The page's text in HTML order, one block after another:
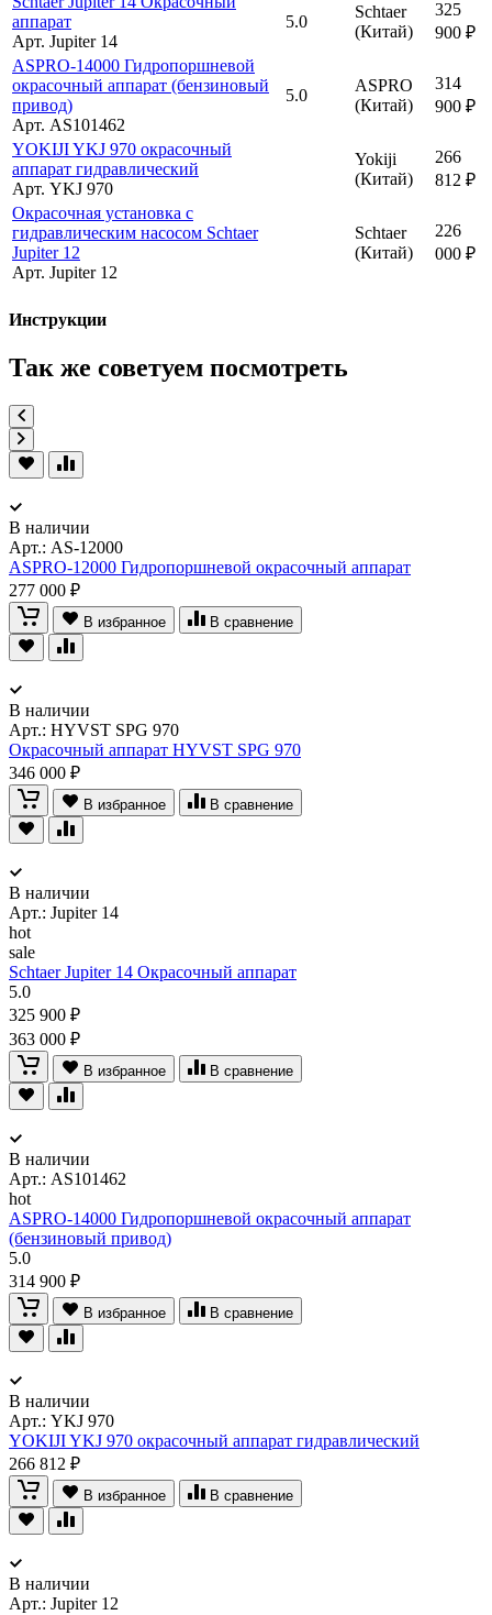
аппарат
Арт. Jupiter 14
5.0
Schtaer
(Китай)
325
900 ₽
ASPRO-14000 Гидропоршневой
окрасочный аппарат (бензиновый
привод)
Арт. AS101462
5.0
ASPRO
(Китай)
314
900 ₽
YOKIJI YKJ 970 окрасочный
аппарат гидравлический
Арт. YKJ 970
Yokiji
(Китай)
266
812 ₽
Окрасочная установка с
гидравлическим насосом Schtaer
Jupiter 12
Арт. Jupiter 12
Schtaer
(Китай)
226
000 ₽
Инструкции
Так же советуем посмотреть
В наличии
Арт.: AS-12000
ASPRO-12000 Гидропоршневой окрасочный аппарат
277 000 ₽
В избранное В сравнение
В наличии
Арт.: HYVST SPG 970
Окрасочный аппарат HYVST SPG 970
346 000 ₽
В избранное В сравнение
В наличии
Арт.: Jupiter 14
hot
sale
Schtaer Jupiter 14 Окрасочный аппарат
5.0
325 900 ₽
363 000 ₽
В избранное В сравнение
В наличии
Арт.: AS101462
hot
ASPRO-14000 Гидропоршневой окрасочный аппарат
(бензиновый привод)
5.0
314 900 ₽
В избранное В сравнение
В наличии
Арт.: YKJ 970
YOKIJI YKJ 970 окрасочный аппарат гидравлический
266 812 ₽
В избранное В сравнение
В наличии
Арт.: Jupiter 12